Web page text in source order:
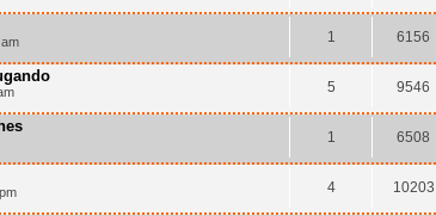
1 6156
5 9546
1 6508
4 10203